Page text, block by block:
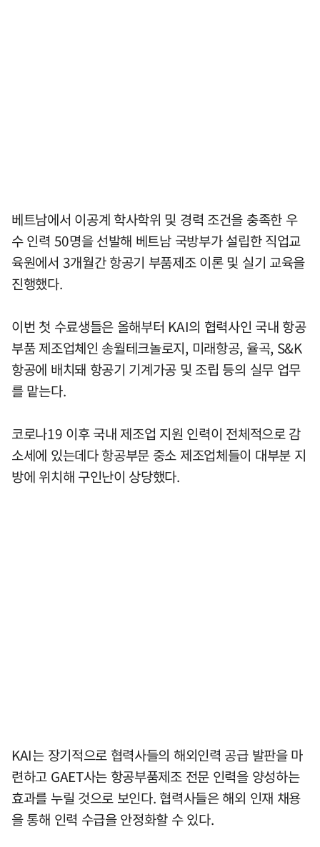
베트남에서 이공계 학사학위 및 경력 조건을 충족한 우
수 인력 50명을 선발해 베트남 국방부가 설립한 직업교
육원에서 3개월간 항공기 부품제조 이론 및 실기 교육을
진행했다.
이번 첫 수료생들은 올해부터 KAI의 협력사인 국내 항공
부품 제조업체인 송월테크놀로지, 미래항공, 율곡, S&K
항공에 배치돼 항공기 기계가공 및 조립 등의 실무 업무
를 맡는다.
코로나19 이후 국내 제조업 지원 인력이 전체적으로 감
소세에 있는데다 항공부문 중소 제조업체들이 대부분 지
방에 위치해 구인난이 상당했다.
KAI는 장기적으로 협력사들의 해외인력 공급 발판을 마
련하고 GAET사는 항공부품제조 전문 인력을 양성하는
효과를 누릴 것으로 보인다. 협력사들은 해외 인재 채용
을 통해 인력 수급을 안정화할 수 있다.